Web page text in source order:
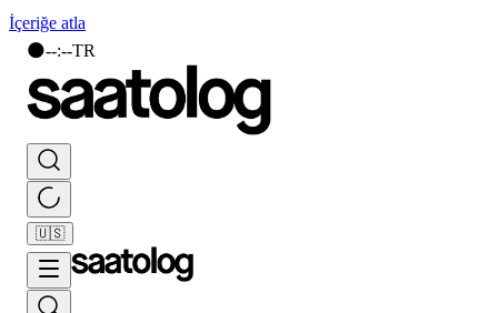
İçeriğe atla
🌑--:--TR
🇺🇸